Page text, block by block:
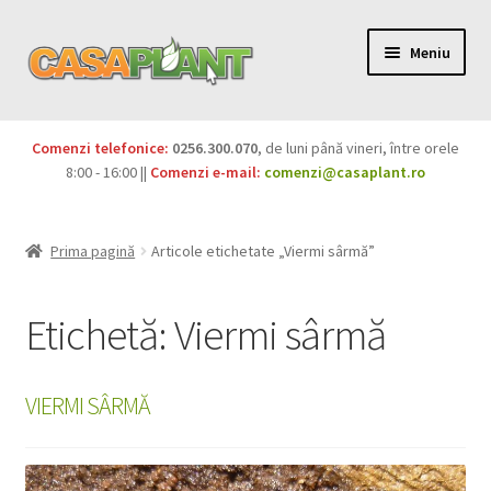
Meniu
Pesticide
Produse BIO
Igienă publică
Casa și grădina
Extinde
Comenzi telefonice: 0256.300.070, de luni până vineri, între orele
8:00 - 16:00 || Comenzi e-mail: comenzi@casaplant.ro
Prima pagină Articole etichetate „Viermi sârmă”
Etichetă:Viermi sârmă
VIERMI SÂRMĂ